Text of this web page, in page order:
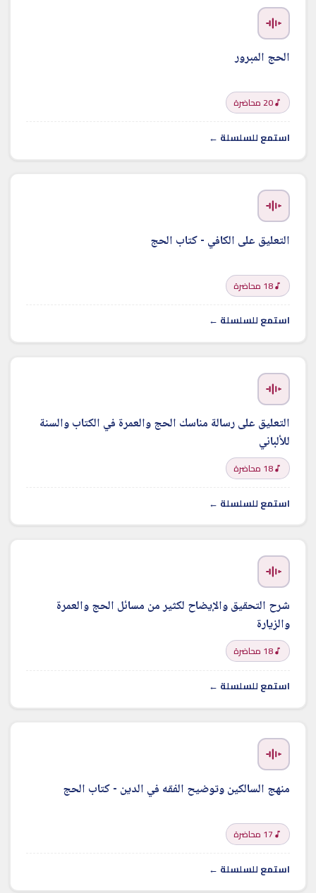
الحج المبرور
20 محاضرة
استمع للسلسلة ←
التعليق على الكافي - كتاب الحج
18 محاضرة
استمع للسلسلة ←
التعليق على رسالة مناسك الحج والعمرة في الكتاب والسنة
للألباني
18 محاضرة
استمع للسلسلة ←
شرح التحقيق والإيضاح لكثير من مسائل الحج والعمرة
والزيارة
18 محاضرة
استمع للسلسلة ←
منهج السالكين وتوضيح الفقه في الدين - كتاب الحج
17 محاضرة
استمع للسلسلة ←